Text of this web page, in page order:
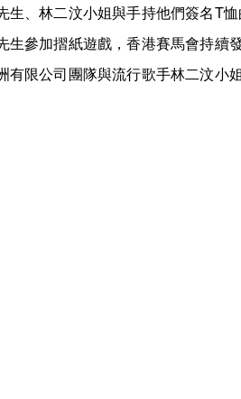
生、林二汶小姐與手持他們簽名T恤
生參加摺紙遊戲，香港賽馬會持續
有限公司團隊與流行歌手林二汶小